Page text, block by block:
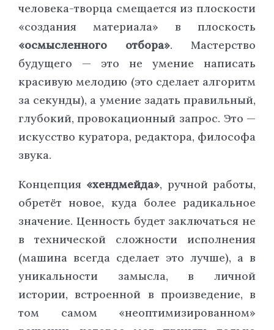
человека-творца смещается из плоскости
«создания материала» в плоскость
«осмысленного отбора». Мастерство
будущего — это не умение написать
красивую мелодию (это сделает алгоритм
за секунды), а умение задать правильный,
глубокий, провокационный запрос. Это —
искусство куратора, редактора, философа
звука.
Концепция «хендмейда», ручной работы,
обретёт новое, куда более радикальное
значение. Ценность будет заключаться не
в технической сложности исполнения
(машина всегда сделает это лучше), а в
уникальности замысла, в личной
истории, встроенной в произведение, в
том самом «неоптимизированном»